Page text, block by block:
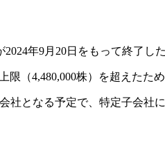
2024年9月20日をもって終了した
（4,480,000株）を超えたため
社となる予定で、特定子会社